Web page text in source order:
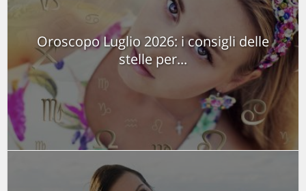
Oroscopo Luglio 2026: i consigli delle
stelle per...